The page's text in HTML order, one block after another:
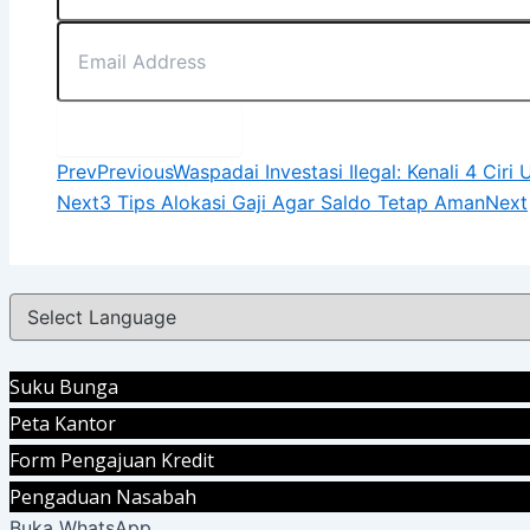
PrevPreviousWaspadai Investasi Ilegal: Kenali 4 Ciri
Next3 Tips Alokasi Gaji Agar Saldo Tetap AmanNext
Suku Bunga
Peta Kantor
Form Pengajuan Kredit
Pengaduan Nasabah